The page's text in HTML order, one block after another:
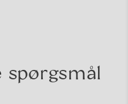
spørgsmål